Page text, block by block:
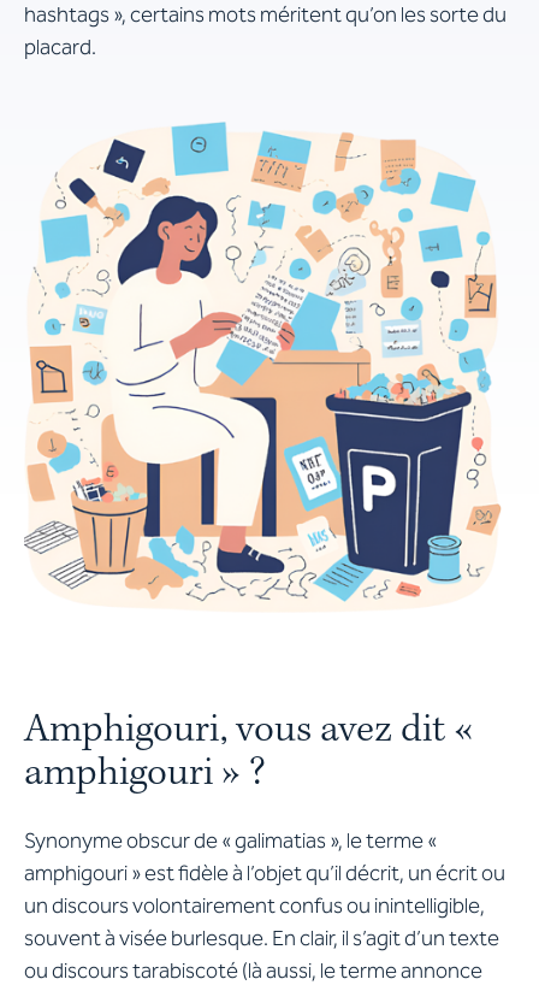
hashtags », certains mots méritent qu’on les sorte du
placard.
Amphigouri, vous avez dit «
amphigouri » ?
Synonyme obscur de « galimatias », le terme «
amphigouri » est fidèle à l’objet qu’il décrit, un écrit ou
un discours volontairement confus ou inintelligible,
souvent à visée burlesque. En clair, il s’agit d’un texte
ou discours tarabiscoté (là aussi, le terme annonce